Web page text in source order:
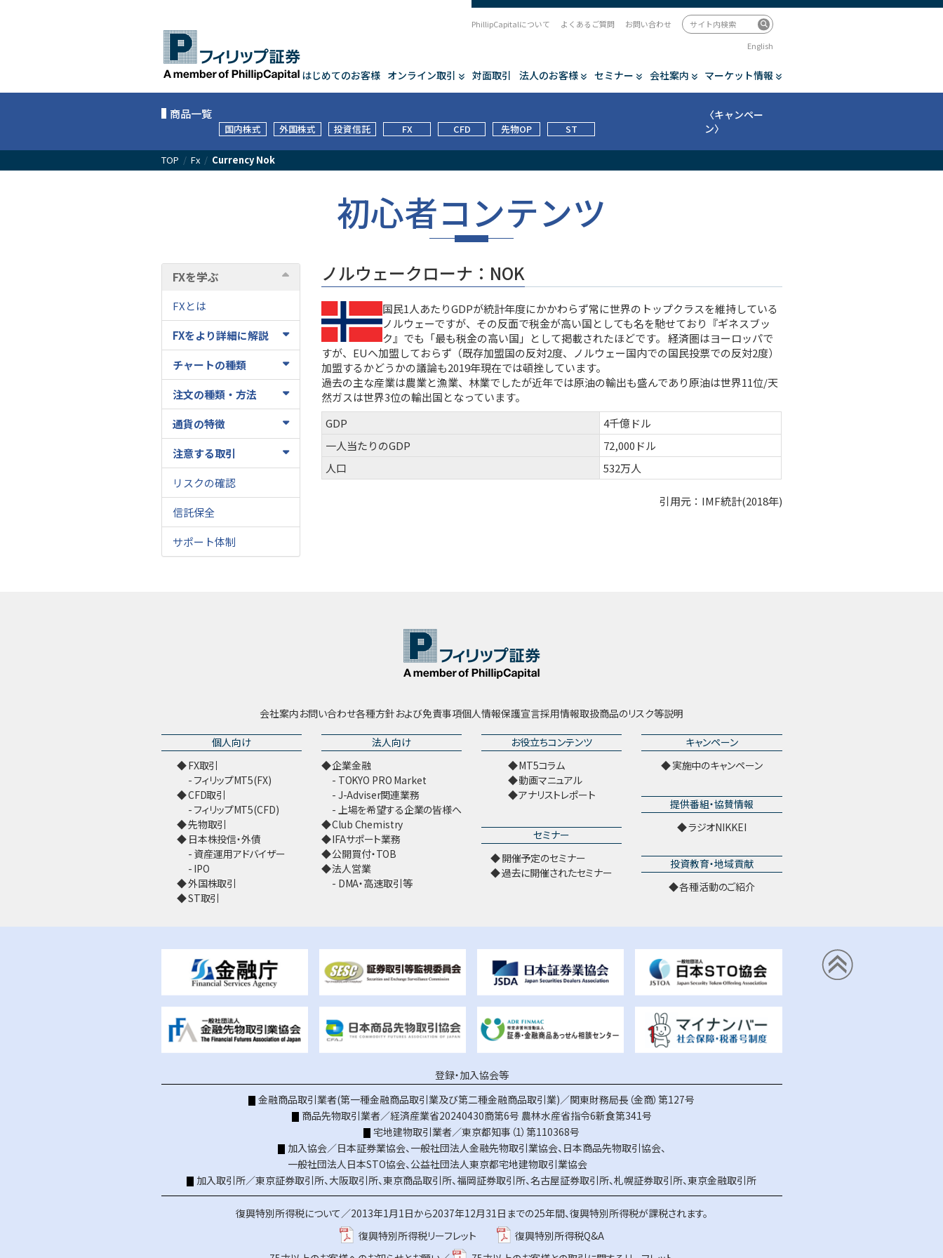
はじめてのお客様 オンライン取引 対面取引 法人のお客様 セミナー 会社案内 マーケット情報
PhillipCapitalについて よくあるご質問
お問い合わせ
English
商品一覧
国内株式 外国株式 投資信託 FX CFD 先物OP ST
〈キャンペー
ン〉
TOP / Fx/ Currency Nok
初心者コンテンツ
FXを学ぶ
FXとは
FXをより詳細に解説
チャートの種類
注文の種類・方法
通貨の特徴
注意する取引
リスクの確認
信託保全
サポート体制
ノルウェークローナ：NOK
国民1人あたりGDPが統計年度にかかわらず常に世界のトップクラスを維持している
ノルウェーですが、その反面で税金が高い国としても名を馳せており『ギネスブッ
ク』でも「最も税金の高い国」として掲載されたほどです。 経済圏はヨーロッパで
すが、EUへ加盟しておらず（既存加盟国の反対2度、ノルウェー国内での国民投票での反対2度）
加盟するかどうかの議論も2019年現在では頓挫しています。
過去の主な産業は農業と漁業、林業でしたが近年では原油の輸出も盛んであり原油は世界11位/天
然ガスは世界3位の輸出国となっています。
GDP
4千億ドル
一人当たりのGDP
72,000ドル
人口
532万人
引用元：IMF統計(2018年)
会社案内お問い合わせ各種方針および免責事項個人情報保護宣言採用情報取扱商品のリスク等説明
個人向け
FX取引
フィリップMT5(FX)
CFD取引
フィリップMT5(CFD)
先物取引
日本株投信・外債
資産運用アドバイザー
IPO
外国株取引
ST取引
法人向け
企業金融
TOKYO PRO Market
J-Adviser関連業務
上場を希望する企業の皆様へ
Club Chemistry
IFAサポート業務
公開買付・TOB
法人営業
DMA・高速取引等
お役立ちコンテンツ
MT5コラム
動画マニュアル
アナリストレポート
セミナー
開催予定のセミナー
過去に開催されたセミナー
キャンペーン
実施中のキャンペーン
提供番組・協賛情報
ラジオNIKKEI
投資教育・地域貢献
各種活動のご紹介
登録・加入協会等
金融商品取引業者(第一種金融商品取引業及び第二種金融商品取引業)／関東財務局長（金商）第127号
商品先物取引業者／経済産業省20240430商第6号 農林水産省指令6新食第341号
宅地建物取引業者／東京都知事（1）第110368号
加入協会／日本証券業協会、一般社団法人金融先物取引業協会、 日本商品先物取引協会、
一般社団法人日本STO協会、公益社団法人東京都宅地建物取引業協会
加入取引所／東京証券取引所、大阪取引所、東京商品取引所、福岡証券取引所、名古屋証券取引所、札幌証券取引所、東京金融取引所
復興特別所得税について／2013年1月1日から2037年12月31日までの25年間、復興特別所得税が課税されます。
復興特別所得税リーフレット
復興特別所得税Q&A